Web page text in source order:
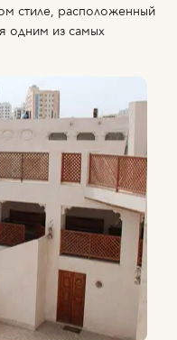
стиле, расположенный
одним из самых